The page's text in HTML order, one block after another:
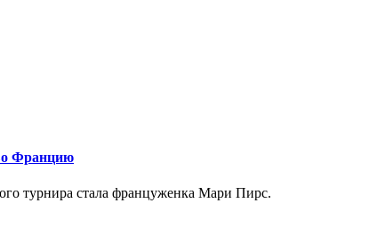
Францию
турнира стала француженка Мари Пирс.